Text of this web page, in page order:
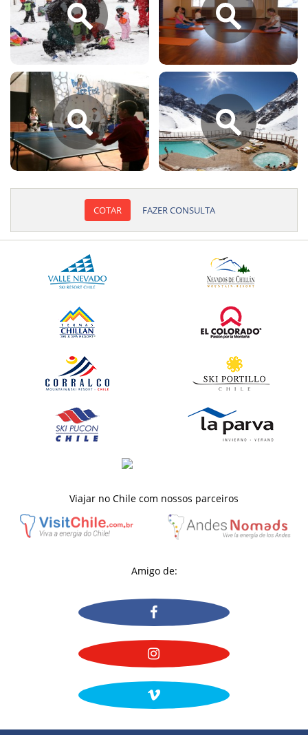
COTAR FAZER CONSULTA
Viajar no Chile com nossos parceiros
Amigo de: